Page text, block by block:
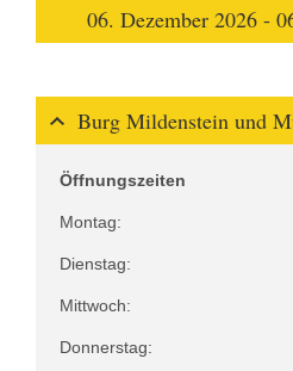
06. Dezember 2026 -
Burg Mildenstein und
Öffnungszeiten
Montag:
Dienstag:
Mittwoch:
Donnerstag: